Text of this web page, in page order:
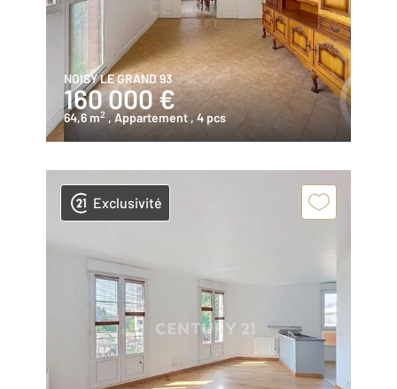
NOISY LE GRAND 93
160 000 €
64,6 m2 , Appartement, 4 pcs
Exclusivité